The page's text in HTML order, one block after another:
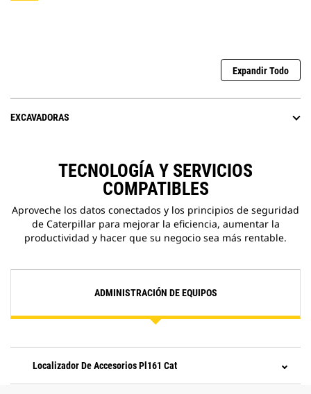
Expandir Todo
EXCAVADORAS
TECNOLOGÍA Y SERVICIOS
COMPATIBLES
Aproveche los datos conectados y los principios de seguridad
de Caterpillar para mejorar la eficiencia, aumentar la
productividad y hacer que su negocio sea más rentable.
ADMINISTRACIÓN DE EQUIPOS
Localizador De Accesorios Pl161 Cat